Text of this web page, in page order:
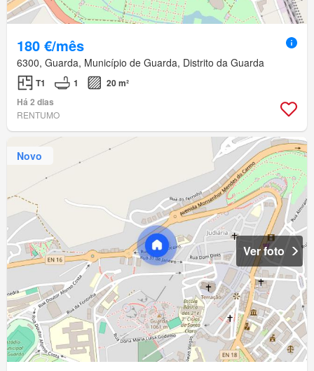
180 €/mês
6300, Guarda, Município de Guarda, Distrito da Guarda
T1 1
20 m²
Há 2 dias
RENTUMO
Novo
Ver foto